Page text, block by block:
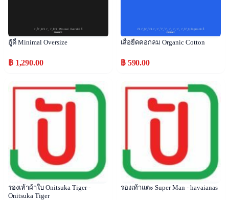
ฮู้ดี้ Minimal Oversize
฿ 1,290.00
เสื้อยืดคอกลม Organic Cotton
฿ 590.00
Popular
รองเท้าผ้าใบ Onitsuka Tiger -
Onitsuka Tiger
Popular
รองเท้าแตะ Super Man - havaianas